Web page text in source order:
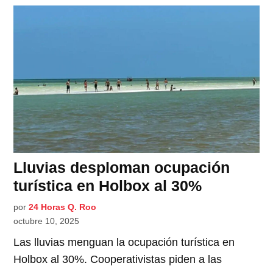
Lluvias desploman ocupación
turística en Holbox al 30%
por 24 Horas Q. Roo
octubre 10, 2025
Las lluvias menguan la ocupación turística en
Holbox al 30%. Cooperativistas piden a las